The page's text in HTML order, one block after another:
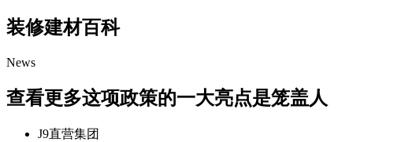
装修建材百科
News
查看更多这项政策的一大亮点是笼盖人
J9直营集团